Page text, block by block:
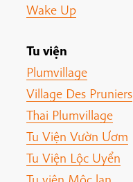
Wake Up
Tu viện
Plumvillage
Village Des Pruniers
Thai Plumvillage
Tu Viện Vườn Ươm
Tu Viện Lộc Uyển